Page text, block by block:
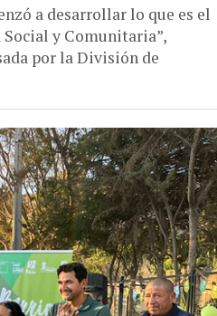
a desarrollar lo que es el
y Comunitaria”,
por la División de